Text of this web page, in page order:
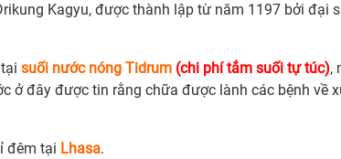
Kagyu, được thành lập từ năm 1197 bởi đại
suối nước nóng Tidrum (chi phí tắm suối tự túc),
ở đây được tin rằng chữa được lành các bệnh về
đêm tại Lhasa.